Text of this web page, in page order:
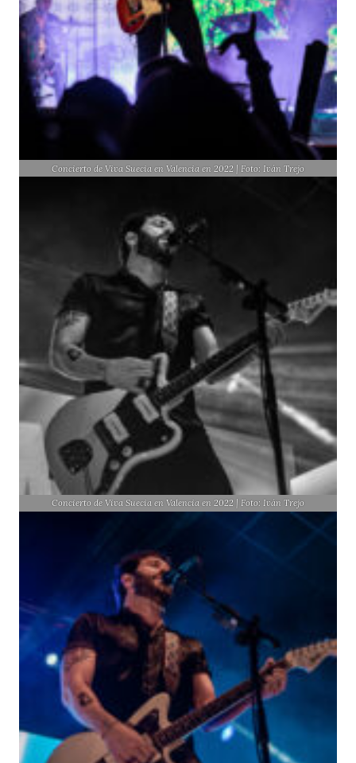
Concierto de Viva Suecia en Valencia en 2022 | Foto: Iván Trejo
Concierto de Viva Suecia en Valencia en 2022 | Foto: Iván Trejo